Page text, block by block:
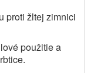
proti žltej zimnici
použitie a